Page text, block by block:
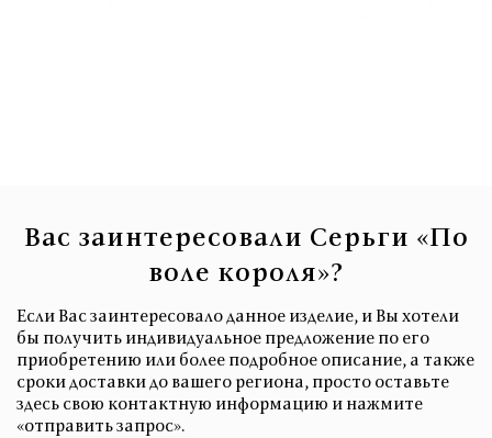
Вас заинтересовали Серьги «По
воле короля»?
Если Вас заинтересовало данное изделие, и Вы хотели
бы получить индивидуальное предложение по его
приобретению или более подробное описание, а также
сроки доставки до вашего региона, просто оставьте
здесь свою контактную информацию и нажмите
«отправить запрос».